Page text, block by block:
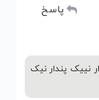
پاسخ
نییک پندار نیک